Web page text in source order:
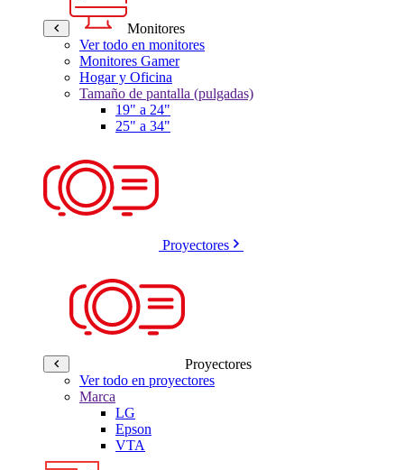
Monitores
Ver todo en monitores
Monitores Gamer
Hogar y Oficina
Tamaño de pantalla (pulgadas)
19" a 24"
25" a 34"
Proyectores
Proyectores
Ver todo en proyectores
Marca
LG
Epson
VTA